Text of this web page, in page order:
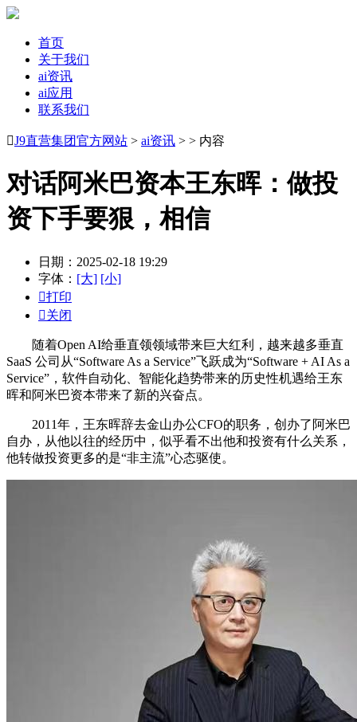
首页
关于我们
ai资讯
ai应用
联系我们
J9直营集团官方网站 > ai资讯 > > 内容
对话阿米巴资本王东晖：做投
资下手要狠，相信
日期：2025-02-18 19:29
字体： [大] [小]
打印
关闭
随着Open AI给垂直领领域带来巨大红利，越来越多垂直
SaaS 公司从“Software As a Service”飞跃成为“Software + AI As a
Service”，软件自动化、智能化趋势带来的历史性机遇给王东
晖和阿米巴资本带来了新的兴奋点。
2011年，王东晖辞去金山办公CFO的职务，创办了阿米巴
自办，从他以往的经历中，似乎看不出他和投资有什么关系，
他转做投资更多的是“非主流”心态驱使。